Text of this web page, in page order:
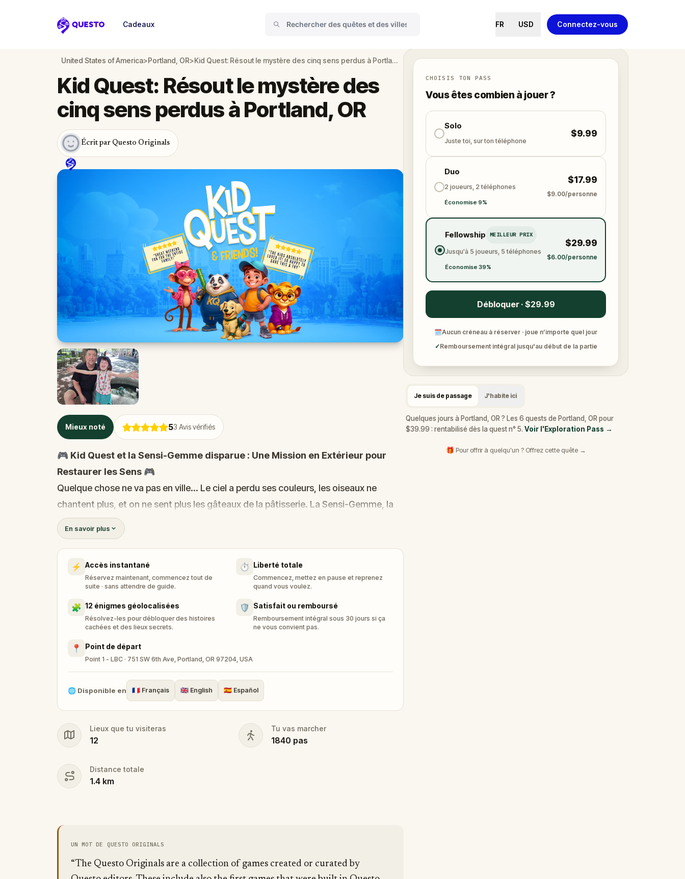
Questo
Cadeaux FR USD Connectez-vous
United States of America>Portland, OR> Kid Quest: Résout le mystère des cinq sens perdus à Portland, OR
Mieux noté 53 Avis vérifiés
Kid Quest: Résout le mystère des
cinq sens perdus à Portland, OR
Écrit par Questo Originals
🎮 Kid Quest et la Sensi-Gemme disparue : Une Mission en Extérieur pour
Restaurer les Sens 🎮
Quelque chose ne va pas en ville... Le ciel a perdu ses couleurs, les oiseaux ne
chantent plus, et on ne sent plus les gâteaux de la pâtisserie. La Sensi-Gemme, la
source de la vue, de l'ouïe, du goût et du toucher, a disparu !
Quand Robert reçoit un appel du Calin-Com, il se transforme en
assemble sa fidèle équipe :
devoir retrouver la gemme perdue et la ramener à sa place.
Qui a volé la Sensi-Gemme ?
Est-ce que l’équipe pourra résoudre toutes les
énigmes, suivre les indices, et restaurer les cinq sens avant qu’il ne soit trop tard ?
🌈 RejointKid Questpour cette aventure au grand-air,restaurer les cinq sens et
En savoir plus
⚡ Accès instantané
Réservez maintenant, commencez tout de
suite · sans attendre de guide.
⏱️ Liberté totale
Commencez, mettez en pause et reprenez
quand vous voulez.
🧩 12 énigmes géolocalisées
Résolvez-les pour débloquer des histoires
cachées et des lieux secrets.
🛡️ Satisfait ou remboursé
Remboursement intégral sous 30 jours si ça
ne vous convient pas.
📍 Point de départ
Point 1 - LBC · 751 SW 6th Ave, Portland, OR 97204, USA
🌐 Disponible en 🇫🇷 Français 🇬🇧 English 🇪🇸 Español
Lieux que tu visiteras
12
Tu vas marcher
1840 pas
Distance totale
1.4 km
UN MOT DE QUESTO ORIGINALS
“The Questo Originals are a collection of games created or curated by
CHOISIS TON PASS
Vous êtes combien à jouer ?
Solo
Juste toi, sur ton téléphone
$9.99
Duo
2 joueurs, 2 téléphones
Économise 9%
$17.99
$9.00/personne
Fellowship MEILLEUR PRIX
Jusqu'à 5 joueurs, 5 téléphones
Économise 39%
$29.99
$6.00/personne
Débloquer · $29.99
🗓Aucun créneau à réserver · joue n’importe quel jour
✓Remboursement intégral jusqu'au début de la partie
Je suis de passage J'habite ici
Quelques jours à Portland, OR ? Les 6 quests de Portland, OR pour
$39.99 : rentabilisé dès la quest n° 5. Voir l'Exploration Pass →
🎁 Pour offrir à quelqu'un ? Offrez cette quête →